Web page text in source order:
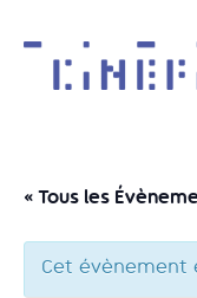
« Tous les
Cet évènement